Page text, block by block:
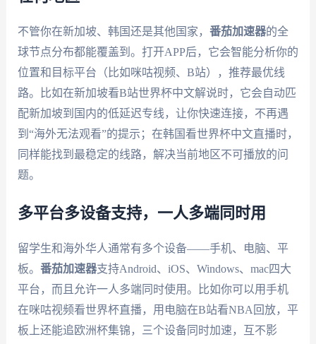
不管你在新加坡、韩国还是其他国家， 番茄加速器的全
球节点分布都能覆盖到。打开APP后，它会智能分析你的
位置和目标平台（比如咪咕视频、B站），推荐最优线
路。比如在新加坡看B站世界杯中文解说时，它会自动匹
配新加坡到国内的低延迟专线，让你快速连接，不再遇
到“海外无法观看”的提示；在韩国看世界杯中文直播时，
同样能找到最稳定的线路，解决当前地区不可播放的问
题。
多平台多设备支持，一人多端同时用
留学生和海外华人通常有多个设备——手机、电脑、平
板。 番茄加速器支持Android、iOS、Windows、mac四大
平台，而且允许一人多端同时使用。比如你可以用手机
在咪咕视频看世界杯直播，用电脑在B站看NBA回放，平
板上还能追欧洲杯集锦，三个设备同时加速，互不影